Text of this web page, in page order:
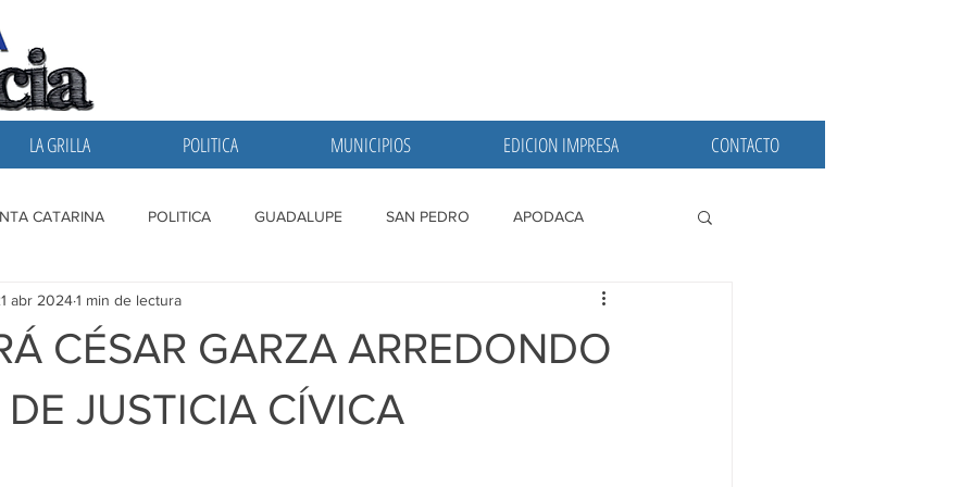
LA GRILLA POLITICA MUNICIPIOS EDICION IMPRESA CONTACTO
CATARINA POLITICA GUADALUPE SAN PEDRO APODACA
GRILLA SAN NICOLAS
CÉSAR GARZA ARREDONDO
JUSTICIA CÍVICA
abr 20241 min de lectura